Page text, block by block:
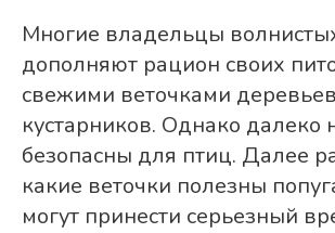
Многие владельцы
дополняют рацион своих
свежими веточками
кустарников. Однако далеко
безопасны для птиц. Далее
какие веточки полезны
могут принести серьезный